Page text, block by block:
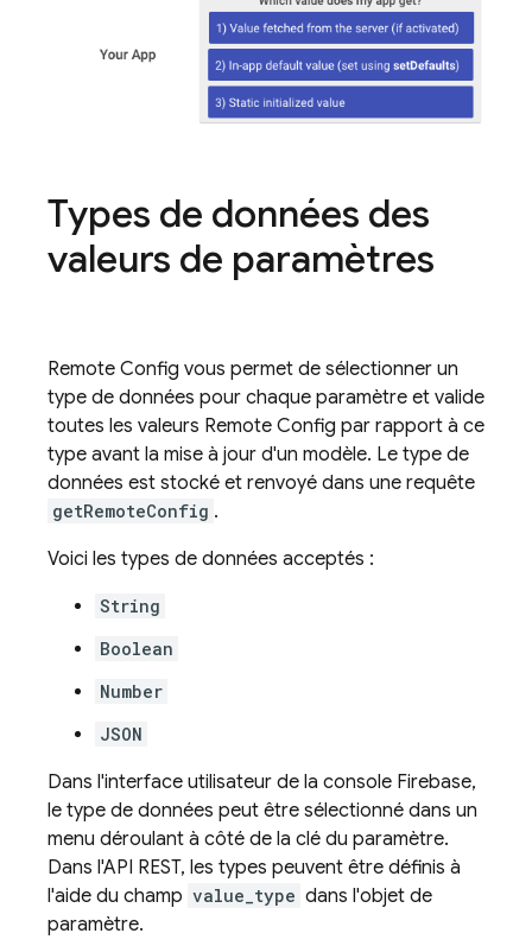
Types de données des
valeurs de paramètres
Remote Config vous permet de sélectionner un
type de données pour chaque paramètre et valide
toutes les valeurs Remote Config par rapport à ce
type avant la mise à jour d'un modèle. Le type de
données est stocké et renvoyé dans une requête
getRemoteConfig .
Voici les types de données acceptés :
String
Boolean
Number
JSON
Dans l'interface utilisateur de la console Firebase,
le type de données peut être sélectionné dans un
menu déroulant à côté de la clé du paramètre.
Dans l'API REST, les types peuvent être définis à
l'aide du champ value_type dans l'objet de
paramètre.